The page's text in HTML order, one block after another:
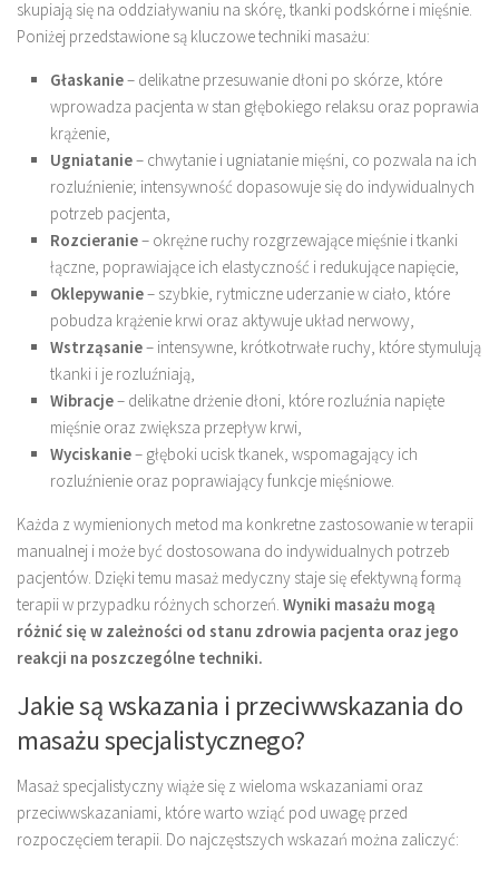
skupiają się na oddziaływaniu na skórę, tkanki podskórne i mięśnie.
Poniżej przedstawione są kluczowe techniki masażu:
Głaskanie– delikatne przesuwanie dłoni po skórze, które
wprowadza pacjenta w stan głębokiego relaksu oraz poprawia
krążenie,
Ugniatanie– chwytanie i ugniatanie mięśni, co pozwala na ich
rozluźnienie; intensywność dopasowuje się do indywidualnych
potrzeb pacjenta,
Rozcieranie– okrężne ruchy rozgrzewające mięśnie i tkanki
łączne, poprawiające ich elastyczność i redukujące napięcie,
Oklepywanie– szybkie, rytmiczne uderzanie w ciało, które
pobudza krążenie krwi oraz aktywuje układ nerwowy,
Wstrząsanie– intensywne, krótkotrwałe ruchy, które stymulują
tkanki i je rozluźniają,
Wibracje– delikatne drżenie dłoni, które rozluźnia napięte
mięśnie oraz zwiększa przepływ krwi,
Wyciskanie– głęboki ucisk tkanek, wspomagający ich
rozluźnienie oraz poprawiający funkcje mięśniowe.
Każda z wymienionych metod ma konkretne zastosowanie w terapii
manualnej i może być dostosowana do indywidualnych potrzeb
pacjentów. Dzięki temu masaż medyczny staje się efektywną formą
terapii w przypadku różnych schorzeń. Wyniki masażu mogą
różnić się w zależności od stanu zdrowia pacjenta oraz jego
reakcji na poszczególne techniki.
Jakie są wskazania i przeciwwskazania do
masażu specjalistycznego?
Masaż specjalistyczny wiąże się z wieloma wskazaniami oraz
przeciwwskazaniami, które warto wziąć pod uwagę przed
rozpoczęciem terapii. Do najczęstszych wskazań można zaliczyć: